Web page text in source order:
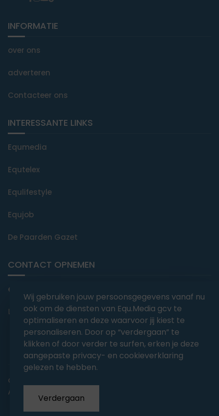
INFORMATIE
over ons
adverteren
Contacteer ons
INTERESSANTE LINKS
Equmedia
Equtelex
Equlifestyle
Equjob
De Paarden Gazet
CONTACT OPNEMEN
editorial@equmedia.be
Langendamdreef 22 9880 Aalter België
Copyrights 2026EQU.MEDIA BV
abonnementsvoorwaarden
Algemene voorwaarden
Wij gebruiken jouw persoonsgegevens vanaf nu
ook om de diensten van Equ.Media gcv te
optimaliseren en deze waarvoor jij kiest te
personaliseren. Door op “verdergaan” te
klikken of door verder te surfen, erken je deze
aangepaste privacy- en cookieverklaring
gelezen te hebben.
Verdergaan